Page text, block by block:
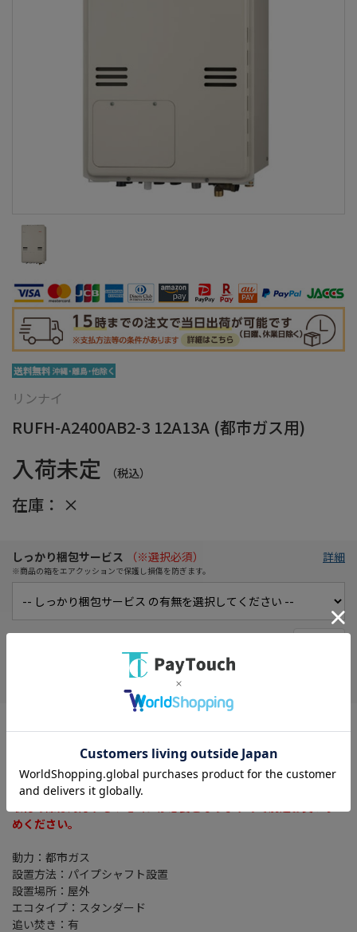
リンナイ
RUFH-A2400AB2-3 12A13A (都市ガス用)
入荷未定 （税込）
在庫： ×
しっかり梱包サービス （※選択必須）
※商品の箱をエアクッションで保護し損傷を防ぎます。
詳細
在庫がありません
据付け工事は専門業者にご依頼ください。
※浴室リモコンは別売りです。
めください。
動力：都市ガス
設置方法：パイプシャフト設置
設置場所：屋外
エコタイプ：スタンダード
追い焚き：有